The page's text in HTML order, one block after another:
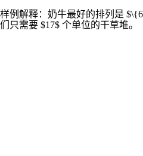
样例解释：奶牛最好的排列是
们只需要 $17$ 个单位的干草堆。